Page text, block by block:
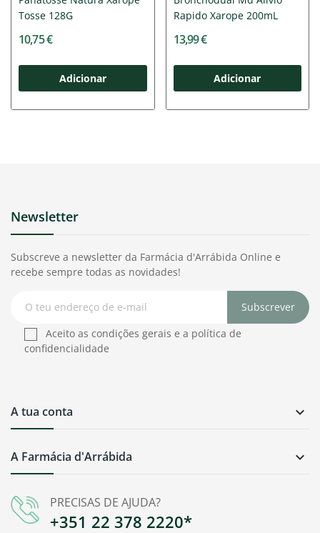
Tosse 128G
10,75 €
Adicionar
Rapido Xarope 200mL
13,99 €
Adicionar
PRECISAS DE AJUDA?
+351 22 378 2220*
A Farmácia d'Arrábida 
A tua conta 
Newsletter
Subscreve a newsletter da Farmácia d'Arrábida Online e
recebe sempre todas as novidades!
Subscrever
Aceito as condições gerais e a política de
confidencialidade